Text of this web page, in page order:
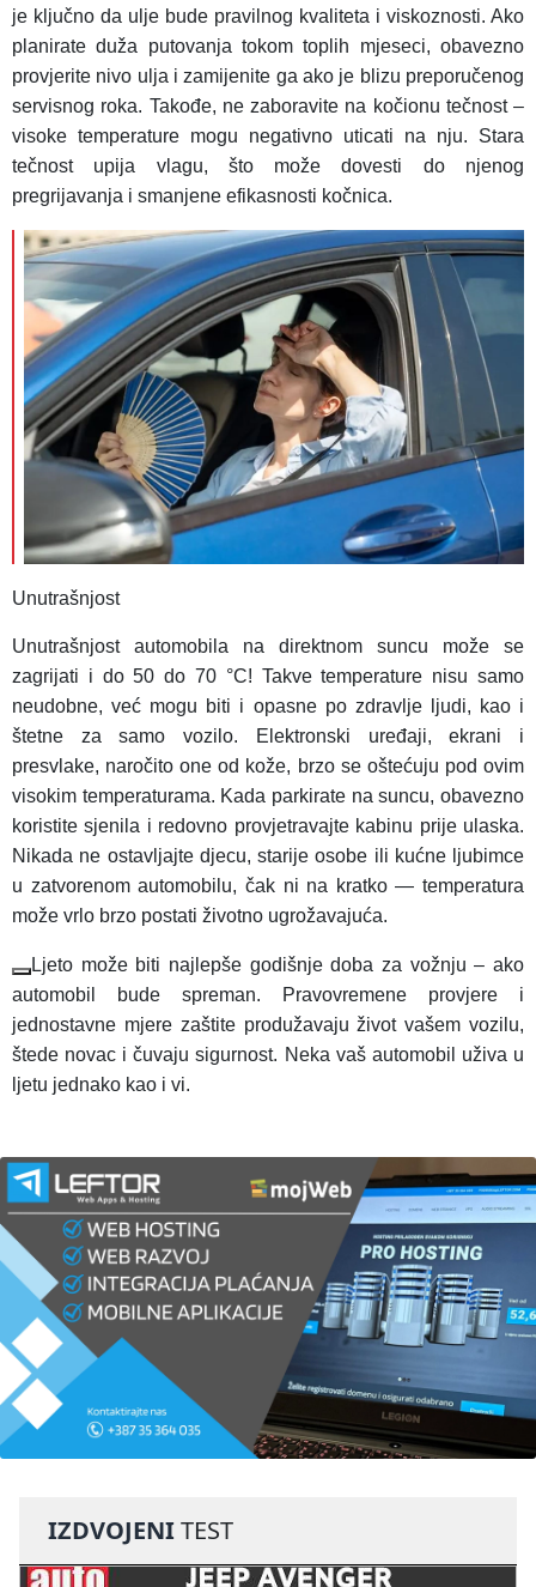
je ključno da ulje bude pravilnog kvaliteta i viskoznosti. Ako
planirate duža putovanja tokom toplih mjeseci, obavezno
provjerite nivo ulja i zamijenite ga ako je blizu preporučenog
servisnog roka. Takođe, ne zaboravite na kočionu tečnost –
visoke temperature mogu negativno uticati na nju. Stara
tečnost upija vlagu, što može dovesti do njenog
pregrijavanja i smanjene efikasnosti kočnica.
Unutrašnjost
Unutrašnjost automobila na direktnom suncu može se
zagrijati i do 50 do 70 °C! Takve temperature nisu samo
neudobne, već mogu biti i opasne po zdravlje ljudi, kao i
štetne za samo vozilo. Elektronski uređaji, ekrani i
presvlake, naročito one od kože, brzo se oštećuju pod ovim
visokim temperaturama. Kada parkirate na suncu, obavezno
koristite sjenila i redovno provjetravajte kabinu prije ulaska.
Nikada ne ostavljajte djecu, starije osobe ili kućne ljubimce
u zatvorenom automobilu, čak ni na kratko — temperatura
može vrlo brzo postati životno ugrožavajuća.
Ljeto može biti najlepše godišnje doba za vožnju – ako
automobil bude spreman. Pravovremene provjere i
jednostavne mjere zaštite produžavaju život vašem vozilu,
štede novac i čuvaju sigurnost. Neka vaš automobil uživa u
ljetu jednako kao i vi.
IZDVOJENITEST